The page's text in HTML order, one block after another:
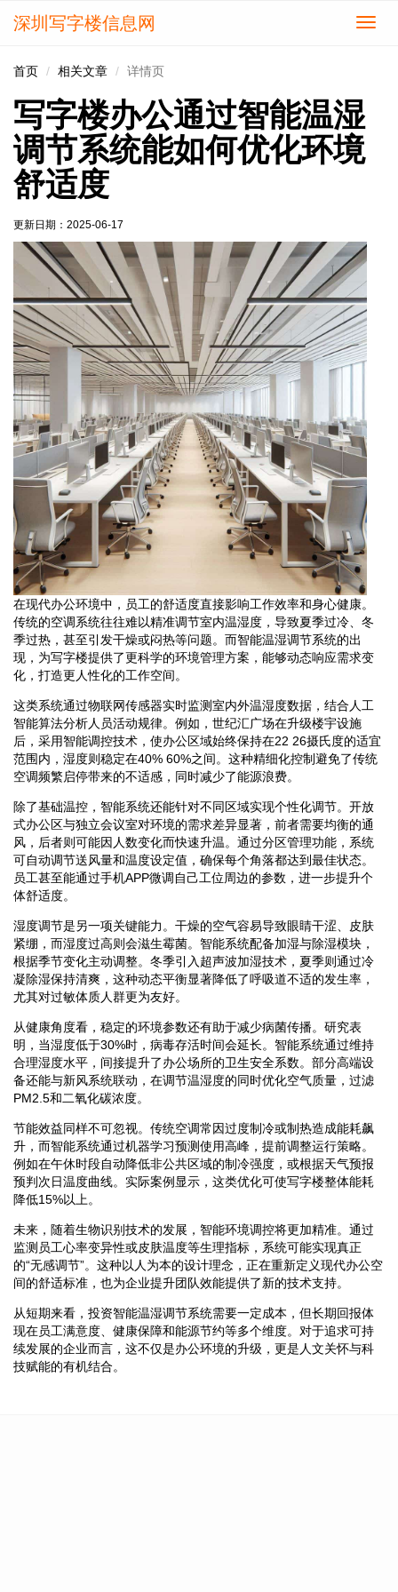
切
深圳写字楼信息网
首页 相关文章 详情页
写字楼办公通过智能温湿
调节系统能如何优化环境
舒适度
更新日期： 2025-06-17
在现代办公环境中，员工的舒适度直接影响工作效率和身心健康。
传统的空调系统往往难以精准调节室内温湿度，导致夏季过冷、冬
季过热，甚至引发干燥或闷热等问题。而智能温湿调节系统的出
现，为写字楼提供了更科学的环境管理方案，能够动态响应需求变
化，打造更人性化的工作空间。
这类系统通过物联网传感器实时监测室内外温湿度数据，结合人工
智能算法分析人员活动规律。例如，世纪汇广场在升级楼宇设施
后，采用智能调控技术，使办公区域始终保持在22 26摄氏度的适宜
范围内，湿度则稳定在40% 60%之间。这种精细化控制避免了传统
空调频繁启停带来的不适感，同时减少了能源浪费。
除了基础温控，智能系统还能针对不同区域实现个性化调节。开放
式办公区与独立会议室对环境的需求差异显著，前者需要均衡的通
风，后者则可能因人数变化而快速升温。通过分区管理功能，系统
可自动调节送风量和温度设定值，确保每个角落都达到最佳状态。
员工甚至能通过手机APP微调自己工位周边的参数，进一步提升个
体舒适度。
湿度调节是另一项关键能力。干燥的空气容易导致眼睛干涩、皮肤
紧绷，而湿度过高则会滋生霉菌。智能系统配备加湿与除湿模块，
根据季节变化主动调整。冬季引入超声波加湿技术，夏季则通过冷
凝除湿保持清爽，这种动态平衡显著降低了呼吸道不适的发生率，
尤其对过敏体质人群更为友好。
从健康角度看，稳定的环境参数还有助于减少病菌传播。研究表
明，当湿度低于30%时，病毒存活时间会延长。智能系统通过维持
合理湿度水平，间接提升了办公场所的卫生安全系数。部分高端设
备还能与新风系统联动，在调节温湿度的同时优化空气质量，过滤
PM2.5和二氧化碳浓度。
节能效益同样不可忽视。传统空调常因过度制冷或制热造成能耗飙
升，而智能系统通过机器学习预测使用高峰，提前调整运行策略。
例如在午休时段自动降低非公共区域的制冷强度，或根据天气预报
预判次日温度曲线。实际案例显示，这类优化可使写字楼整体能耗
降低15%以上。
未来，随着生物识别技术的发展，智能环境调控将更加精准。通过
监测员工心率变异性或皮肤温度等生理指标，系统可能实现真正
的“无感调节”。这种以人为本的设计理念，正在重新定义现代办公空
间的舒适标准，也为企业提升团队效能提供了新的技术支持。
从短期来看，投资智能温湿调节系统需要一定成本，但长期回报体
现在员工满意度、健康保障和能源节约等多个维度。对于追求可持
续发展的企业而言，这不仅是办公环境的升级，更是人文关怀与科
技赋能的有机结合。